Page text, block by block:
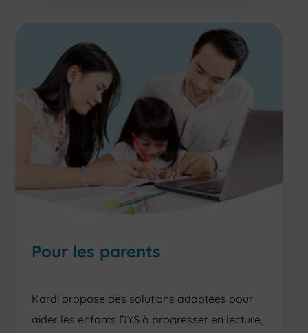
Pour les parents
Kardi propose des solutions adaptées pour
aider les enfants DYS à progresser en lecture,